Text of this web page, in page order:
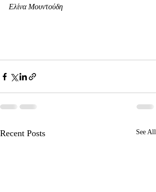
Ελίνα Μουντούδη
Recent Posts See All